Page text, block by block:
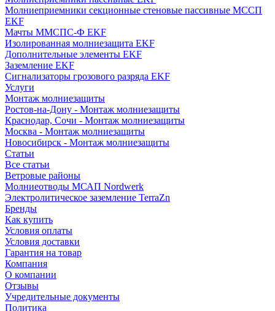
Молниеприемники секционные стеновые пассивные МССП
EKF
Мачты ММСПС-Ф EKF
Изолированная молниезащита EKF
Дополнительные элементы EKF
Заземление EKF
Сигнализаторы грозового разряда EKF
Услуги
Монтаж молниезащиты
Ростов-на-Дону - Монтаж молниезащиты
Краснодар, Сочи - Монтаж молниезащиты
Москва - Монтаж молниезащиты
Новосибирск - Монтаж молниезащиты
Статьи
Все статьи
Ветровые районы
Молниеотводы МСАП Nordwerk
Электролитическое заземление TerraZn
Бренды
Как купить
Условия оплаты
Условия доставки
Гарантия на товар
Компания
О компании
Отзывы
Учредительные документы
Политика